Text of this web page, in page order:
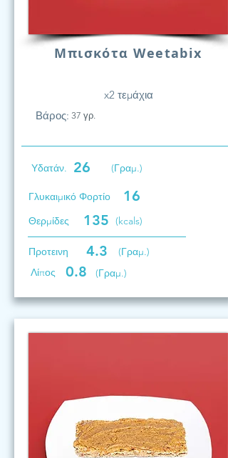
Μπισκότα Weetabix
x2 τεμάχια
Βάρος: 37 γρ.
Υδατάν. 26 (Γραμ.)
Γλυκαιμικό Φορτίο 16
Θερμίδες 135 (kcals)
Προτεινη 4.3
(Γραμ.)
Λίπος
0.8 (Γραμ.)